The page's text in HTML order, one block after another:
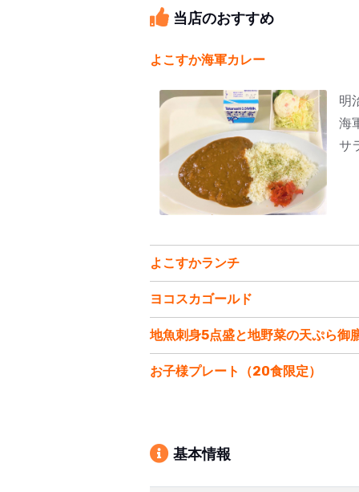
当店のおすすめ
よこすか海軍カレー
明
海
サ
よこすかランチ
ヨコスカゴールド
地魚刺身5点盛と地野菜の天ぷら御
お子様プレート（20食限定）
基本情報